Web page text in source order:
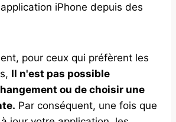
iPhone depuis des
pour ceux qui préfèrent les
Il n'est pas possible
ou de choisir une
Par conséquent, une fois que